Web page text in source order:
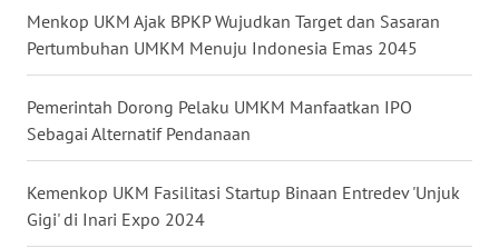
Menkop UKM Ajak BPKP Wujudkan Target dan Sasaran
Pertumbuhan UMKM Menuju Indonesia Emas 2045
Pemerintah Dorong Pelaku UMKM Manfaatkan IPO
Sebagai Alternatif Pendanaan
Kemenkop UKM Fasilitasi Startup Binaan Entredev 'Unjuk
Gigi' di Inari Expo 2024
WN
KALTIM
WN
GORONTALO